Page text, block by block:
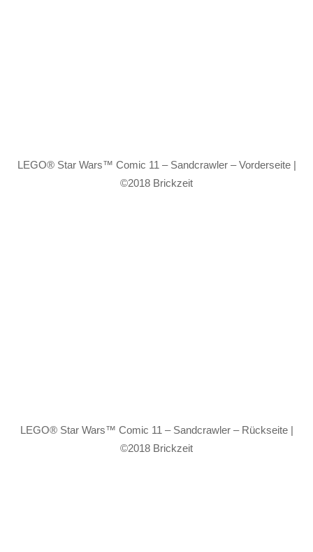
LEGO® Star Wars™ Comic 11 – Sandcrawler – Vorderseite |
©2018 Brickzeit
LEGO® Star Wars™ Comic 11 – Sandcrawler – Rückseite |
©2018 Brickzeit